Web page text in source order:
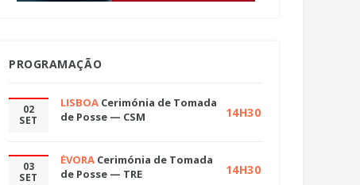
PROGRAMAÇÃO
02
SET
LISBOA Cerimónia de Tomada
de Posse — CSM
14H30
03
SET
ÉVORA Cerimónia de Tomada
de Posse — TRE
14H30